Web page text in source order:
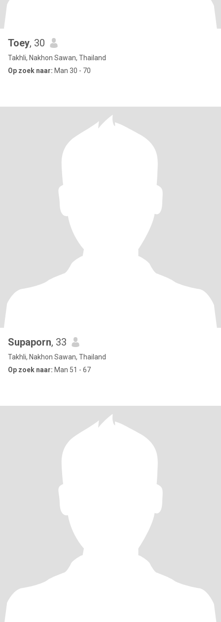
Toey, 30
Takhli, Nakhon Sawan, Thailand
Op zoek naar: Man 30 - 70
Supaporn, 33
Takhli, Nakhon Sawan, Thailand
Op zoek naar: Man 51 - 67